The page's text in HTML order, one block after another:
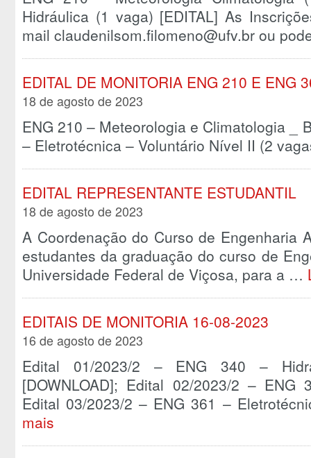
Hidráulica (1 vaga) [EDITAL] As
mail claudenilsom.filomeno@ufv.br ou
EDITAL DE MONITORIA ENG 210 E ENG
18 de agosto de 2023
ENG 210 – Meteorologia e Climatologia _
– Eletrotécnica – Voluntário Nível II (2
EDITAL REPRESENTANTE ESTUDANTIL
18 de agosto de 2023
A Coordenação do Curso de Engenharia
estudantes da graduação do curso de
Universidade Federal de Viçosa, para a …
EDITAIS DE MONITORIA 16-08-2023
16 de agosto de 2023
Edital 01/2023/2 – ENG 340 –
[DOWNLOAD]; Edital 02/2023/2 – ENG
Edital 03/2023/2 – ENG 361 –
mais